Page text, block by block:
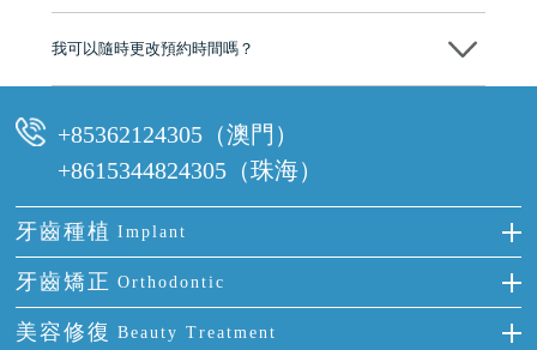
可以。維港口腔會按照當日匯率轉算收取費用，而匯率會及時告知客人
我可以隨時更改預約時間嗎？
+85362124305（澳門）
+8615344824305（珠海）
牙齒種植 Implant
種牙
單顆牙缺失
牙齒矯正 Orthodontic
隱形箍牙
美容修復 Beauty Treatment